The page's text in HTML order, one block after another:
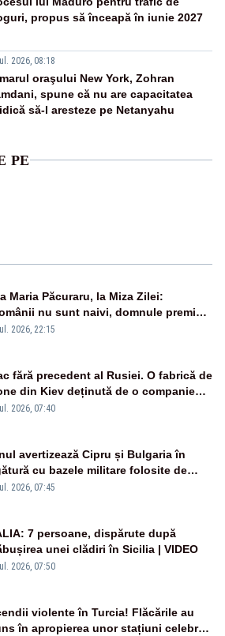
propus să înceapă în iunie 2027
2026, 08:18
oraşului New York, Zohran
spune că nu are capacitatea
să-l aresteze pe Netanyahu
PE
Maria Păcuraru, la Miza Zilei:
nu sunt naivi, domnule premier
2026, 22:15
fără precedent al Rusiei. O fabrică de
din Kiev deținută de o companie
distrusă de o rachetă
2026, 07:40
avertizează Cipru și Bulgaria în
cu bazele militare folosite de
2026, 07:45
7 persoane, dispărute după
unei clădiri în Sicilia | VIDEO
2026, 07:50
violente în Turcia! Flăcările au
în apropierea unor stațiuni celebre: